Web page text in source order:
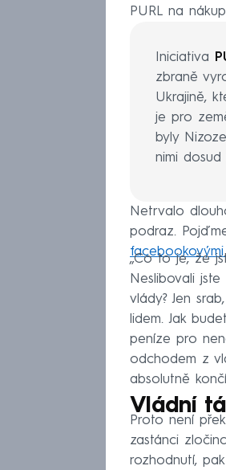
PURL na
Iniciativa
zbraně
Ukrajině,
je pro
byly
nimi dosud
Netrvalo
podraz.
„Co to je, že
Neslibovali
vlády? Jen
lidem. Jak
peníze pro
odchodem z
absolutně
Vládní
Proto není
zastánci
rozhodnutí,